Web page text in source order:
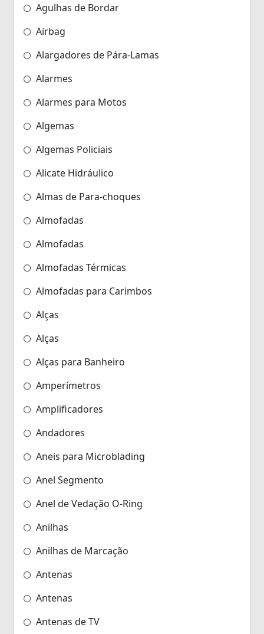
Agulhas de Bordar
Airbag
Alargadores de Pára-Lamas
Alarmes
Alarmes para Motos
Algemas
Algemas Policiais
Alicate Hidráulico
Almas de Para-choques
Almofadas
Almofadas
Almofadas Térmicas
Almofadas para Carimbos
Alças
Alças
Alças para Banheiro
Amperímetros
Amplificadores
Andadores
Aneis para Microblading
Anel Segmento
Anel de Vedação O-Ring
Anilhas
Anilhas de Marcação
Antenas
Antenas
Antenas de TV